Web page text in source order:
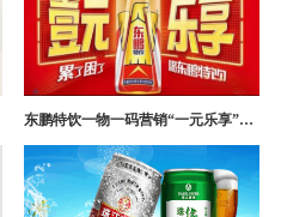
东鹏特饮一物一码营销“一元乐享”案例分析